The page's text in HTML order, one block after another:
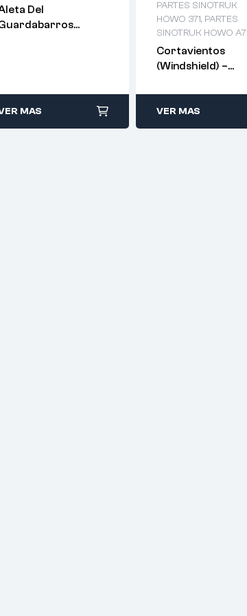
Del
MAS
PARTES SINOTRUK
HOWO 371, PARTES
SINOTRUK HOWO A7
Cortavientos
(Windshield) –
VER MAS